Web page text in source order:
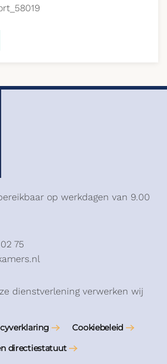
op werkdagen van 9.00
75
dienstverlening verwerken wij
Cookiebeleid
directiestatuut